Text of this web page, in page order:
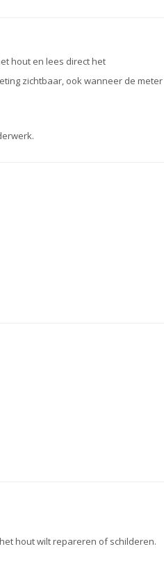
hout en lees direct het
zichtbaar, ook wanneer de meter
hout wilt repareren of schilderen.